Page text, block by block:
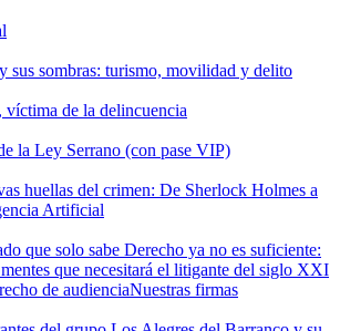
sus sombras: turismo, movilidad y delito
víctima de la delincuencia
la Ley Serrano (con pase VIP)
huellas del crimen: De Sherlock Holmes a
Artificial
que solo sabe Derecho ya no es suficiente:
que necesitará el litigante del siglo XXI
de audienciaNuestras firmas